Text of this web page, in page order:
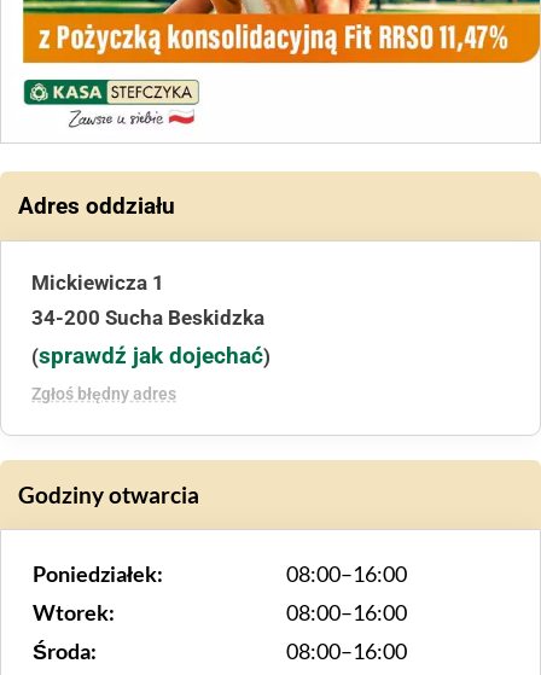
Adres oddziału
Mickiewicza 1
34-200 Sucha Beskidzka
(sprawdź jak dojechać)
Zgłoś błędny adres
Godziny otwarcia
Poniedziałek:
08:00–16:00
Wtorek:
08:00–16:00
Środa:
08:00–16:00